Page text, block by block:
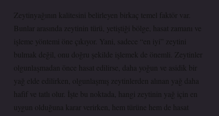
Zeytinyağının kalitesini belirleyen birkaç temel faktör var.
Bunlar arasında zeytinin türü, yetiştiği bölge, hasat zamanı ve
işleme yöntemi öne çıkıyor. Yani, sadece “en iyi” zeytini
bulmak değil, onu doğru şekilde işlemek de önemli. Zeytinler
olgunlaşmadan önce hasat edilirse, daha yoğun ve asidik bir
yağ elde edilirken, olgunlaşmış zeytinlerden alınan yağ daha
hafif ve tatlı olur. İşte bu noktada, hangi zeytinin yağ için en
uygun olduğuna karar verirken, hem türüne hem de hasat